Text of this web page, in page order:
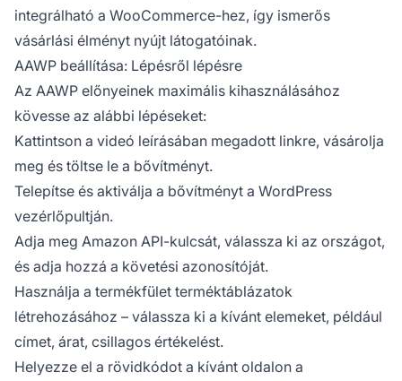
integrálható a WooCommerce-hez, így ismerős
vásárlási élményt nyújt látogatóinak.
AAWP beállítása: Lépésről lépésre
Az AAWP előnyeinek maximális kihasználásához
kövesse az alábbi lépéseket:
Kattintson a videó leírásában megadott linkre, vásárolja
meg és töltse le a bővítményt.
Telepítse és aktiválja a bővítményt a WordPress
vezérlőpultján.
Adja meg Amazon API-kulcsát, válassza ki az országot,
és adja hozzá a követési azonosítóját.
Használja a termékfület terméktáblázatok
létrehozásához – válassza ki a kívánt elemeket, például
címet, árat, csillagos értékelést.
Helyezze el a rövidkódot a kívánt oldalon a